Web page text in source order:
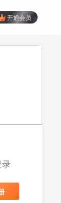
开通会员